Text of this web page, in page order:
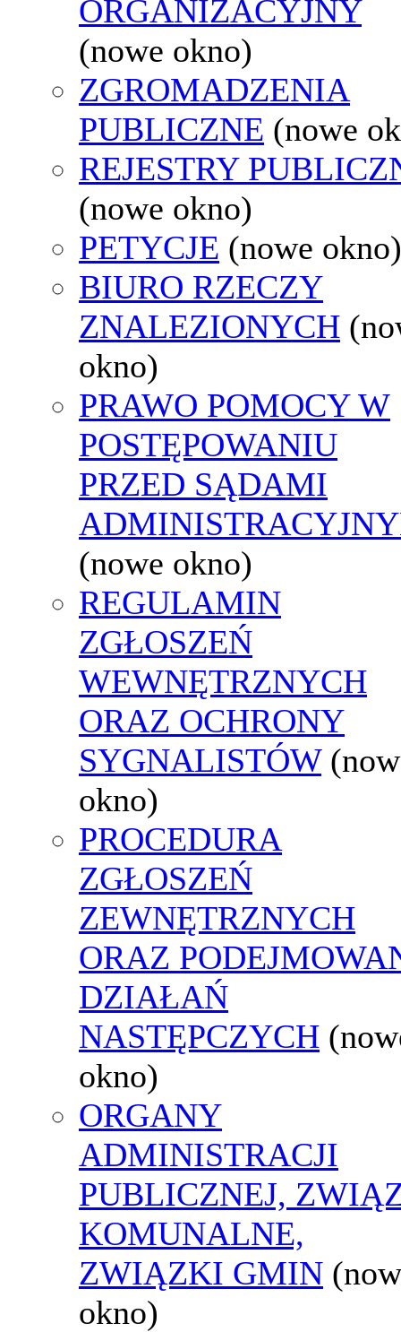
ORGANIZACYJNY
(nowe okno)
ZGROMADZENIA
PUBLICZNE (nowe
REJESTRY
(nowe okno)
PETYCJE (nowe okno)
BIURO RZECZY
ZNALEZIONYCH
okno)
PRAWO POMOCY W
POSTĘPOWANIU
PRZED SĄDAMI
(nowe okno)
REGULAMIN
ZGŁOSZEŃ
WEWNĘTRZNYCH
ORAZ OCHRONY
SYGNALISTÓW
okno)
PROCEDURA
ZGŁOSZEŃ
ZEWNĘTRZNYCH
ORAZ
DZIAŁAŃ
NASTĘPCZYCH
okno)
ORGANY
ADMINISTRACJI
PUBLICZNEJ,
KOMUNALNE,
ZWIĄZKI GMIN
okno)